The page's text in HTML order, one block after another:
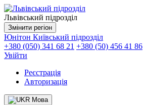
Львівський підрозділ
Змінити регіон
Юнітон Київський підрозділ
+380 (050) 341 68 21 +380 (50) 456 41 86
Увійти
Реєстрація
Авторизація
Мова